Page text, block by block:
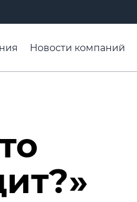
Новости компаний